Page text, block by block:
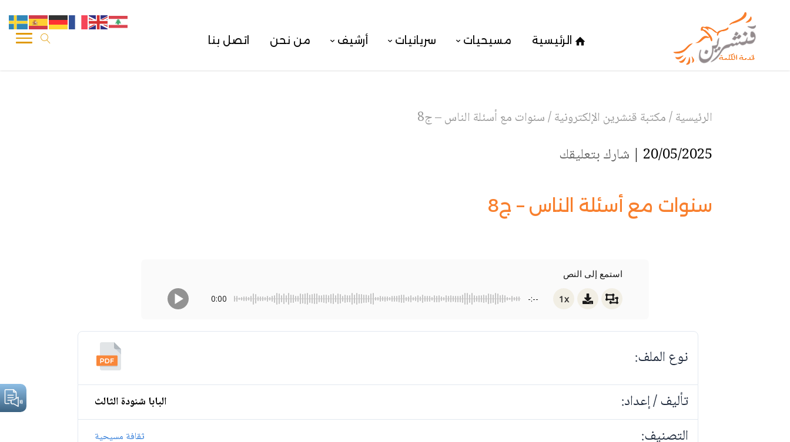
الرئيسية مسيحيات سريانيات أرشيف من نحن اتصل بنا
الرئيسية/مكتبة قنشرين الإلكترونية/سنوات مع أسئلة الناس – ج8
20/05/2025 | شارك بتعليقك
سنوات مع أسئلة الناس – ج8
استمع إلى النص
0:00 -:-- 1x
نوع الملف:
تأليف / إعداد:
البابا شنودة الثالث
التصنيف: ثقافة مسيحية